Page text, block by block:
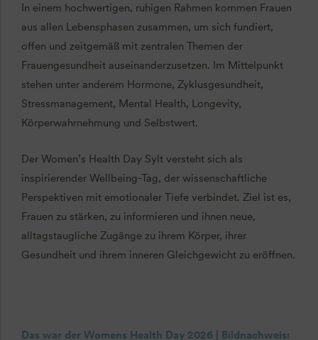
In einem hochwertigen, ruhigen Rahmen kommen Frauen
aus allen Lebensphasen zusammen, um sich fundiert,
offen und zeitgemäß mit zentralen Themen der
Frauengesundheit auseinanderzusetzen. Im Mittelpunkt
stehen unter anderem Hormone, Zyklusgesundheit,
Stressmanagement, Mental Health, Longevity,
Körperwahrnehmung und Selbstwert.
Der Women’s Health Day Sylt versteht sich als
inspirierender Wellbeing-Tag, der wissenschaftliche
Perspektiven mit emotionaler Tiefe verbindet. Ziel ist es,
Frauen zu stärken, zu informieren und ihnen neue,
alltagstaugliche Zugänge zu ihrem Körper, ihrer
Gesundheit und ihrem inneren Gleichgewicht zu eröffnen.
Das war der Womens Health Day 2026 | Bildnachweis: